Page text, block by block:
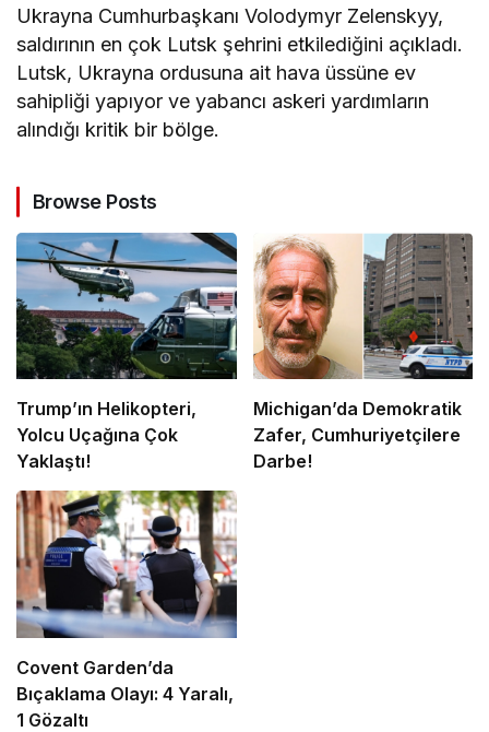
Ukrayna Cumhurbaşkanı Volodymyr Zelenskyy,
saldırının en çok Lutsk şehrini etkilediğini açıkladı.
Lutsk, Ukrayna ordusuna ait hava üssüne ev
sahipliği yapıyor ve yabancı askeri yardımların
alındığı kritik bir bölge.
Browse Posts
Trump’ın Helikopteri,
Yolcu Uçağına Çok
Yaklaştı!
Michigan’da Demokratik
Zafer, Cumhuriyetçilere
Darbe!
Covent Garden’da
Bıçaklama Olayı: 4 Yaralı,
1 Gözaltı